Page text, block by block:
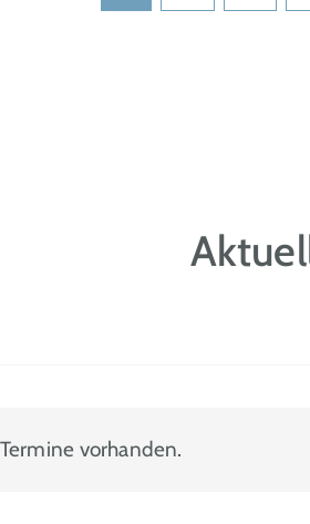
vorhanden.